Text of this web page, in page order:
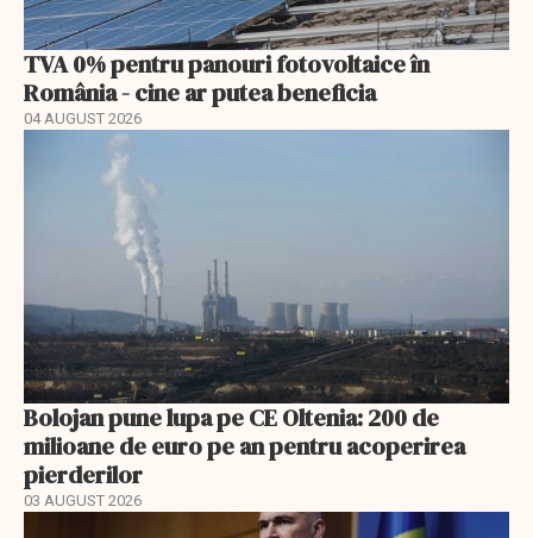
TVA 0% pentru panouri fotovoltaice în
România - cine ar putea beneficia
04 AUGUST 2026
Bolojan pune lupa pe CE Oltenia: 200 de
milioane de euro pe an pentru acoperirea
pierderilor
03 AUGUST 2026